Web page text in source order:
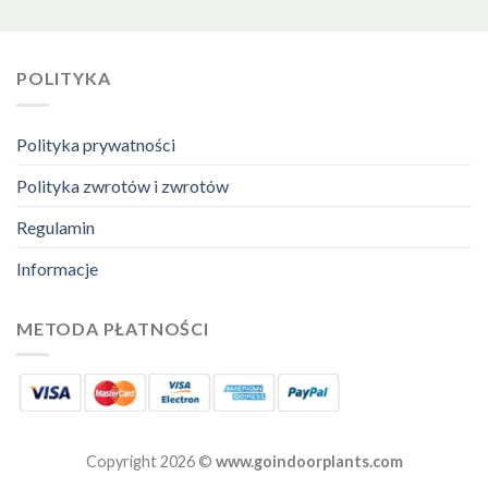
POLITYKA
Polityka prywatności
Polityka zwrotów i zwrotów
Regulamin
Informacje
METODA PŁATNOŚCI
Copyright 2026 © www.goindoorplants.com